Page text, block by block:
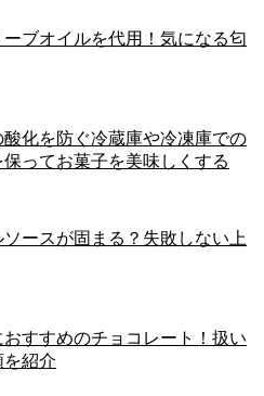
ブオイルを代用！気になる匂
化を防ぐ冷蔵庫や冷凍庫での
ってお菓子を美味しくする
ースが固まる？失敗しない上
すすめのチョコレート！扱い
紹介